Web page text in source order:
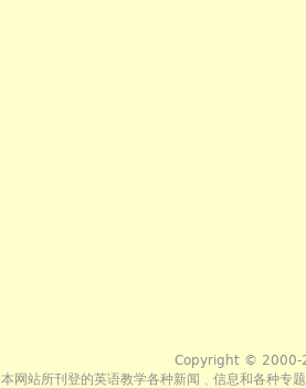
Copyright © 2000-
本网站所刊登的英语教学各种新闻﹑信息和各种专